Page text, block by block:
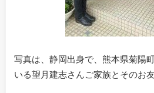
写真は、静岡出身で、熊本県菊陽
いる望月建志さんご家族とそのお友